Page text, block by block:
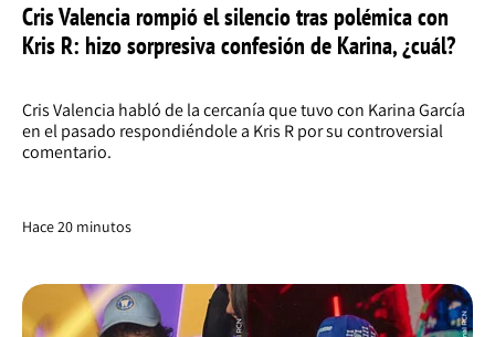
Cris Valencia rompió el silencio tras polémica con
Kris R: hizo sorpresiva confesión de Karina, ¿cuál?
Cris Valencia habló de la cercanía que tuvo con Karina García
en el pasado respondiéndole a Kris R por su controversial
comentario.
Hace 20 minutos